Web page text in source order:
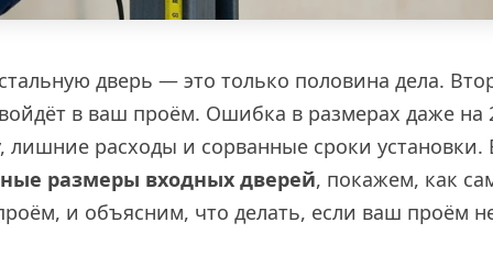
дверь — это только половина дела.
в ваш проём. Ошибка в размерах даже на
лишние расходы и сорванные сроки установки.
размеры входных дверей, покажем, как
и объясним, что делать, если ваш проём